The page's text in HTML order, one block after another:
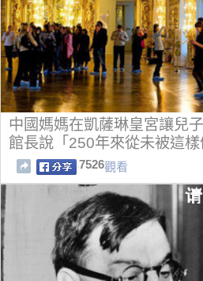
中國媽媽在凱薩琳皇宮讓兒
館長說「250年來從未被這樣
7526觀看